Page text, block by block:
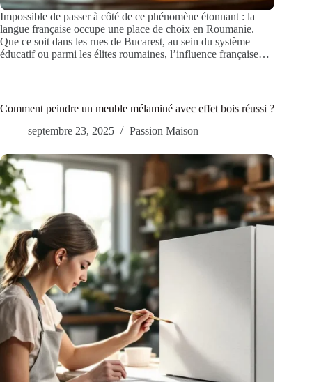
Impossible de passer à côté de ce phénomène étonnant : la
langue française occupe une place de choix en Roumanie.
Que ce soit dans les rues de Bucarest, au sein du système
éducatif ou parmi les élites roumaines, l’influence française…
Comment peindre un meuble mélaminé avec effet bois réussi ?
septembre 23, 2025
Passion Maison